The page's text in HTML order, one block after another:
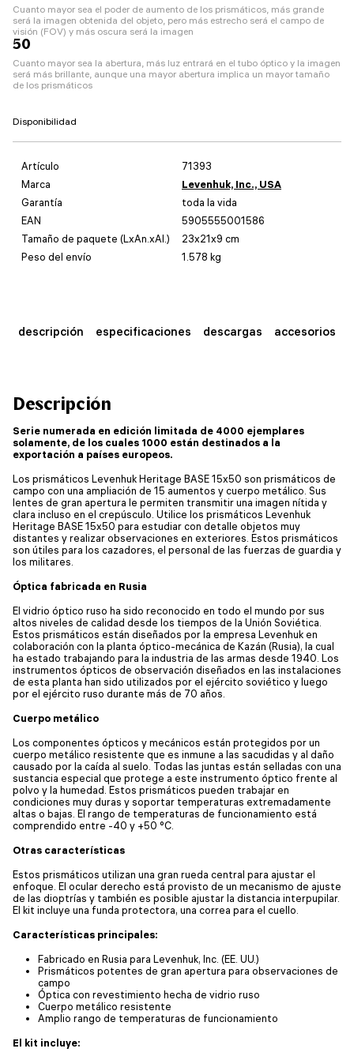
Cuanto mayor sea el poder de aumento de los prismáticos, más grande
será la imagen obtenida del objeto, pero más estrecho será el campo de
visión (FOV) y más oscura será la imagen
50
Cuanto mayor sea la abertura, más luz entrará en el tubo óptico y la imagen
será más brillante, aunque una mayor abertura implica un mayor tamaño
de los prismáticos
Disponibilidad
Artículo
71393
Marca
Levenhuk, Inc., USA
Garantía
toda la vida
EAN
5905555001586
Tamaño de paquete (LxAn.xAl.)
23x21x9 cm
Peso del envío
1.578 kg
descripción especificaciones descargas accesorios
Descripción
Serie numerada en edición limitada de 4000 ejemplares
solamente, de los cuales 1000 están destinados a la
exportación a países europeos.
Los prismáticos Levenhuk Heritage BASE 15x50 son prismáticos de
campo con una ampliación de 15 aumentos y cuerpo metálico. Sus
lentes de gran apertura le permiten transmitir una imagen nítida y
clara incluso en el crepúsculo. Utilice los prismáticos Levenhuk
Heritage BASE 15x50 para estudiar con detalle objetos muy
distantes y realizar observaciones en exteriores. Estos prismáticos
son útiles para los cazadores, el personal de las fuerzas de guardia y
los militares.
Óptica fabricada en Rusia
El vidrio óptico ruso ha sido reconocido en todo el mundo por sus
altos niveles de calidad desde los tiempos de la Unión Soviética.
Estos prismáticos están diseñados por la empresa Levenhuk en
colaboración con la planta óptico-mecánica de Kazán (Rusia), la cual
ha estado trabajando para la industria de las armas desde 1940. Los
instrumentos ópticos de observación diseñados en las instalaciones
de esta planta han sido utilizados por el ejército soviético y luego
por el ejército ruso durante más de 70 años.
Cuerpo metálico
Los componentes ópticos y mecánicos están protegidos por un
cuerpo metálico resistente que es inmune a las sacudidas y al daño
causado por la caída al suelo. Todas las juntas están selladas con una
sustancia especial que protege a este instrumento óptico frente al
polvo y la humedad. Estos prismáticos pueden trabajar en
condiciones muy duras y soportar temperaturas extremadamente
altas o bajas. El rango de temperaturas de funcionamiento está
comprendido entre -40 y +50 °C.
Otras características
Estos prismáticos utilizan una gran rueda central para ajustar el
enfoque. El ocular derecho está provisto de un mecanismo de ajuste
de las dioptrías y también es posible ajustar la distancia interpupilar.
El kit incluye una funda protectora, una correa para el cuello.
Características principales:
Fabricado en Rusia para Levenhuk, Inc. (EE. UU.)
Prismáticos potentes de gran apertura para observaciones de
campo
Óptica con revestimiento hecha de vidrio ruso
Cuerpo metálico resistente
Amplio rango de temperaturas de funcionamiento
El kit incluye: